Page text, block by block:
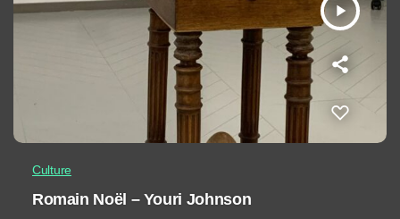
play_arrow
Culture
Romain Noël – Youri Johnson